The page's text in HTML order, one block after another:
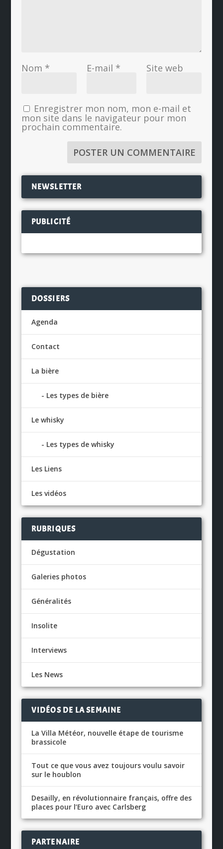
Nom * E-mail * Site web
Enregistrer mon nom, mon e-mail et
mon site dans le navigateur pour mon
prochain commentaire.
NEWSLETTER
PUBLICITÉ
DOSSIERS
Agenda
Contact
La bière
Les types de bière
Le whisky
Les types de whisky
Les Liens
Les vidéos
RUBRIQUES
Dégustation
Galeries photos
Généralités
Insolite
Interviews
Les News
VIDÉOS DE LA SEMAINE
La Villa Météor, nouvelle étape de tourisme
brassicole
Tout ce que vous avez toujours voulu savoir
sur le houblon
Desailly, en révolutionnaire français, offre des
places pour l’Euro avec Carlsberg
PARTENAIRE